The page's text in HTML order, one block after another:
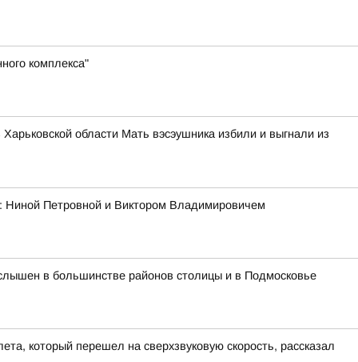
комплекса"
области Мать вэсэушника избили и выгнали из
Ниной Петровной и Виктором Владимировичем
в большинстве районов столицы и в Подмосковье
который перешел на сверхзвуковую скорость, рассказал